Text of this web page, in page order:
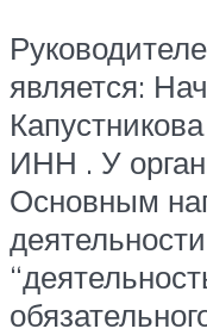
является:
ИНН . У
Основным